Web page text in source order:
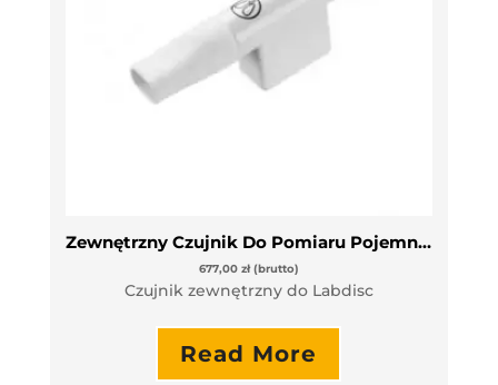
Zewnętrzny Czujnik Do Pomiaru Pojemności Płuc
677,00 zł (brutto)
Czujnik zewnętrzny do Labdisc
Read More